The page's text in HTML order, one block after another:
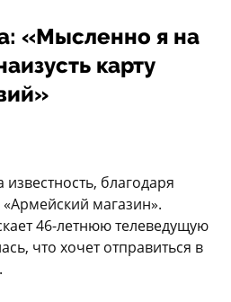
«Мысленно я на
карту
благодаря
магазин».
46-летнюю телеведущую
что хочет отправиться в